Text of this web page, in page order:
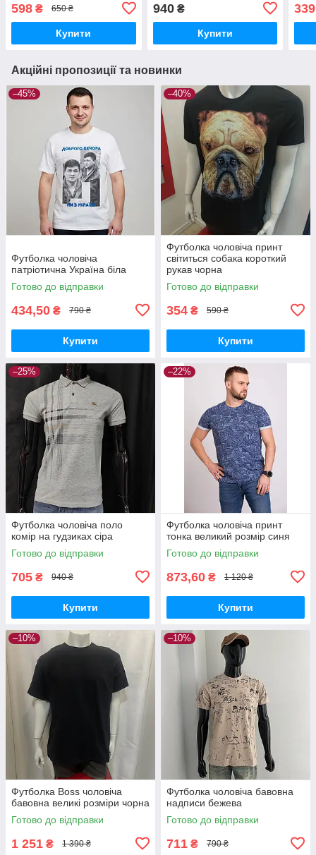
598 ₴ 650 ₴
Купити
940₴
Купити
Акційні пропозиції та новинки
–45%
Футболка чоловіча
патріотична Україна біла
Готово до відправки
434,50 ₴ 790 ₴
Купити
–40%
Футболка чоловіча принт
світиться собака короткий
рукав чорна
Готово до відправки
354 ₴ 590 ₴
Купити
–25%
Футболка чоловіча поло
комір на гудзиках сіра
Готово до відправки
705 ₴ 940 ₴
Купити
–22%
Футболка чоловіча принт
тонка великий розмір синя
Готово до відправки
873,60 ₴ 1 120 ₴
Купити
–10%
Футболка Boss чоловіча
бавовна великі розміри чорна
Готово до відправки
1 251 ₴ 1 390 ₴
–10%
Футболка чоловіча бавовна
надписи бежева
Готово до відправки
711 ₴ 790 ₴